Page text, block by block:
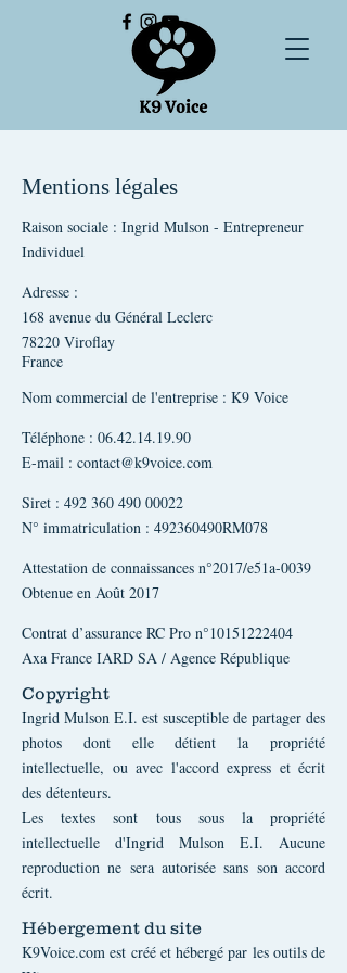
Mentions légales
Raison sociale : Ingrid Mulson - Entrepreneur
Individuel
Adresse :
168 avenue du Général Leclerc
78220 Viroflay
France
Nom commercial de l'entreprise : K9 Voice
Téléphone : 06.42.14.19.90
E-mail : contact@k9voice.com
Siret : 492 360 490 00022
N° immatriculation : 492360490RM078
Attestation de connaissances n°2017/e51a-0039
Obtenue en Août 2017
Contrat d’assurance RC Pro n°10151222404
Axa France IARD SA / Agence République
Copyright
Ingrid Mulson E.I. est susceptible de partager des
photos dont elle détient la propriété
intellectuelle, ou avec l'accord express et écrit
des détenteurs.
Les textes sont tous sous la propriété
intellectuelle d'Ingrid Mulson E.I. Aucune
reproduction ne sera autorisée sans son accord
écrit.
Hébergement du site
K9Voice.com est créé et hébergé par les outils de